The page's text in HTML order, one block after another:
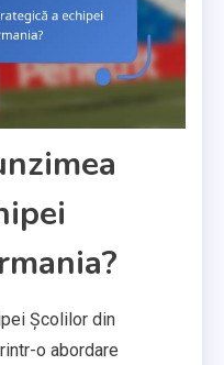
Școlilor din
o abordare